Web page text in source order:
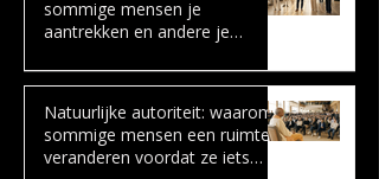
sommige mensen je
aantrekken en andere je
Natuurlijke autoriteit: waarom
sommige mensen een ruimte
veranderen voordat ze iets